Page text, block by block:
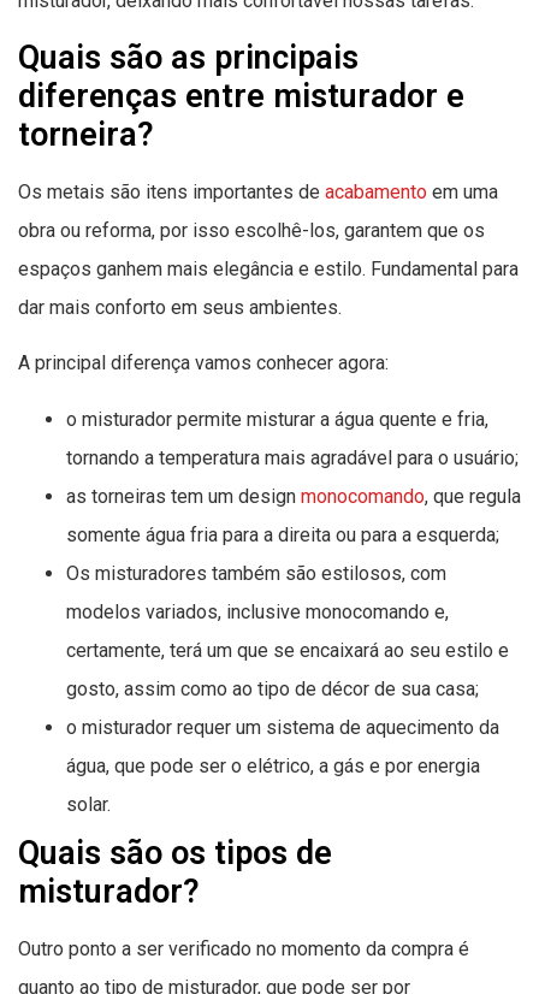
Quais são as principais
diferenças entre misturador e
torneira?
Os metais são itens importantes de acabamento em uma
obra ou reforma, por isso escolhê-los, garantem que os
espaços ganhem mais elegância e estilo. Fundamental para
dar mais conforto em seus ambientes.
A principal diferença vamos conhecer agora:
o misturador permite misturar a água quente e fria,
tornando a temperatura mais agradável para o usuário;
as torneiras tem um design monocomando, que regula
somente água fria para a direita ou para a esquerda;
Os misturadores também são estilosos, com
modelos variados, inclusive monocomando e,
certamente, terá um que se encaixará ao seu estilo e
gosto, assim como ao tipo de décor de sua casa;
o misturador requer um sistema de aquecimento da
água, que pode ser o elétrico, a gás e por energia
solar.
Quais são os tipos de
misturador?
Outro ponto a ser verificado no momento da compra é
quanto ao tipo de misturador, que pode ser por